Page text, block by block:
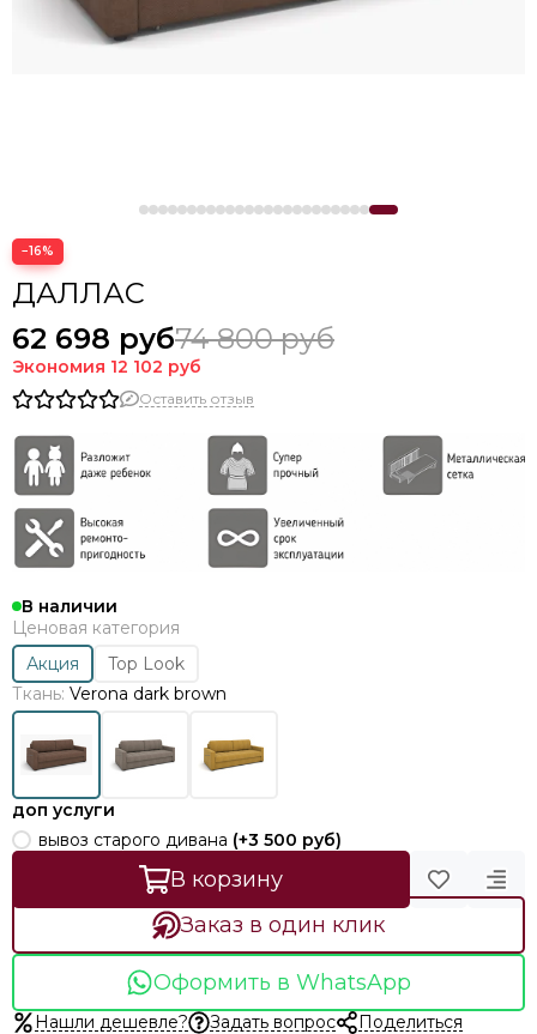
−16%
ДАЛЛАС
62 698 руб74 800 руб
Экономия 12 102 руб
Оставить отзыв
В наличии
Ценовая категория
Акция
Top Look
Ткань: Verona dark brown
доп услуги
вывоз старого дивана (+3 500 руб)
В корзину
Заказ в один клик
Оформить в WhatsApp
Нашли дешевле? Задать вопрос Поделиться